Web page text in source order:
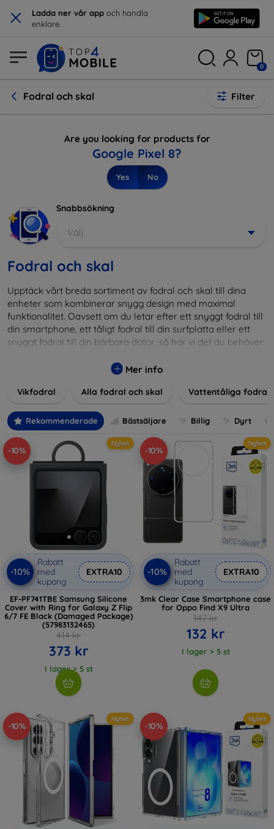
× Ladda ner vår app och handla
enklare.
0
Fodral och skal Filter
Are you looking for products for
Google Pixel 8?
Yes No
Snabbsökning
Välj
Fodral och skal
Upptäck vårt breda sortiment av fodral och skal till dina
enheter som kombinerar snygg design med maximal
funktionalitet. Oavsett om du letar efter ett snyggt fodral till
din smartphone, ett tåligt fodral till din surfplatta eller ett
snyggt fodral till din bärbara dator, så har vi det du behöver.
stötar, samtidigt som de tar hänsyn till användarnas
att hitta rätt tillbehör till din enhet. Våra fodral och skal är
inte bara praktiska utan också moderiktiga, vilket gör dem
till en integrerad del av din vardagsoutfit. För teknikälskare
eller de som bara vill skydda sin investering, vi finns här för
dig.
Mer info
Vikfodral Alla fodral och skal Vattentåliga fodral
Rekommenderade Bästsäljare Billig Dyrt
-10%
Nyhet
-10%
Rabatt
med
kupong
EXTRA10
EF-PF741TBE Samsung Silicone
Cover with Ring for Galaxy Z Flip
6/7 FE Black (Damaged Package)
(57983132465)
414 kr
373 kr
I lager > 5 st
-10%
Nyhet
-10%
Rabatt
med
kupong
EXTRA10
3mk Clear Case Smartphone case
for Oppo Find X9 Ultra
147 kr
132 kr
I lager > 5 st
-10%
Nyhet
-10%
Nyhet